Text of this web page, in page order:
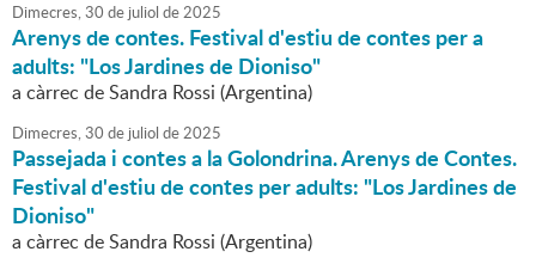
Dimecres,30 de juliol de2025
Arenys de contes. Festival d'estiu de contes per a
adults: "Los Jardines de Dioniso"
a càrrec de Sandra Rossi (Argentina)
Dimecres,30 de juliol de2025
Passejada i contes a la Golondrina. Arenys de Contes.
Festival d'estiu de contes per adults: "Los Jardines de
Dioniso"
a càrrec de Sandra Rossi (Argentina)